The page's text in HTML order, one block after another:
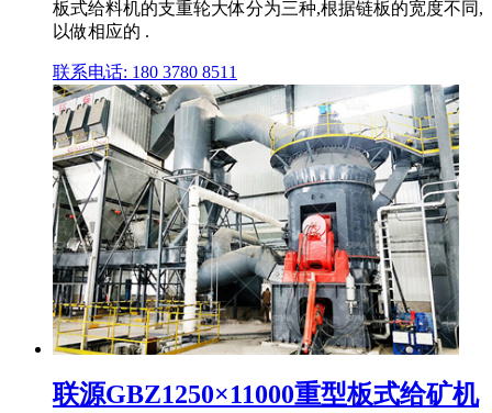
板式给料机的支重轮大体分为三种,根据链板的宽度不同,
以做相应的 .
联系电话: 180 3780 8511
联源GBZ1250×11000重型板式给矿机